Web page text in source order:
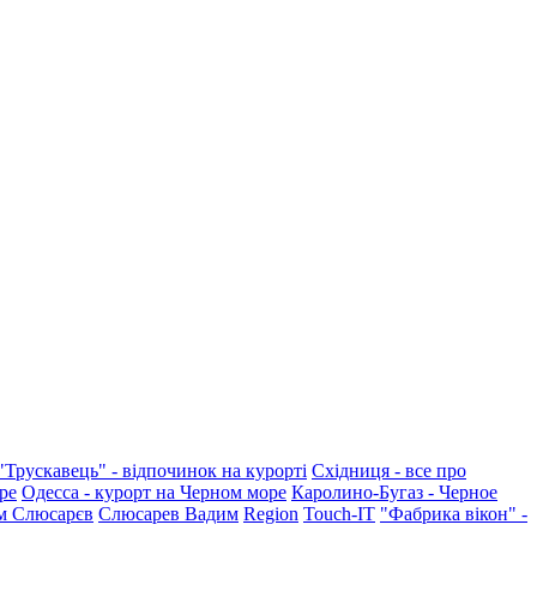
- відпочинок на курорті Східниця - все про
Одесса - курорт на Черном море Каролино-Бугаз - Черное
Слюсарєв Слюсарев Вадим Region Touch-IT "Фабрика вікон" -